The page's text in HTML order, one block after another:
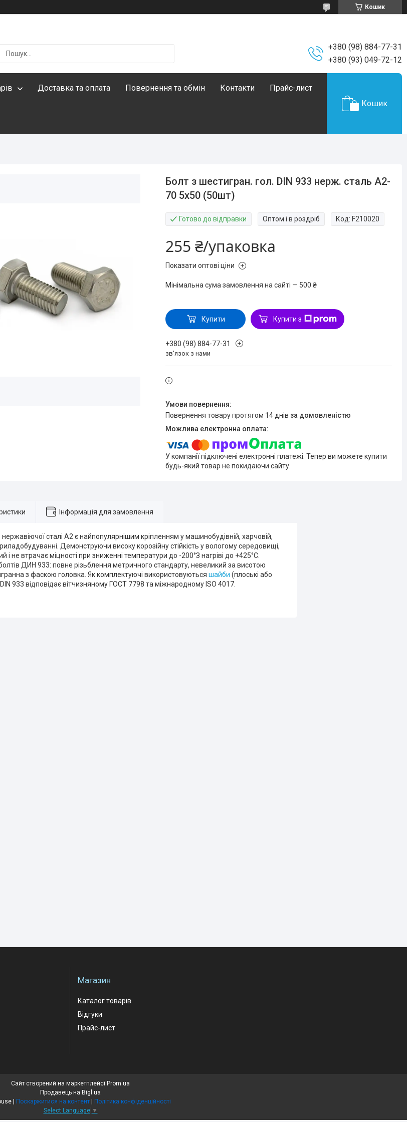
Кошик
+380 (98) 884-77-31
+380 (93) 049-72-12
Доставка та оплата Повернення та обмін Контакти Прайс-лист
Кошик
Болт з шестигран. гол. DIN 933 нерж. сталь А2-
70 5х50 (50шт)
Готово до відправки Оптом і в роздріб Код: F210020
255 ₴/упаковка
Показати оптові ціни
Мінімальна сума замовлення на сайті — 500 ₴
Купити Купити з
+380 (98) 884-77-31
зв'язок з нами
повернення товару протягом 14 днів за домовленістю
У компанії підключені електронні платежі. Тепер ви можете купити
будь-який товар не покидаючи сайту.
Інформація для замовлення
сталі А2 є найпопулярнішим кріпленням у машинобудівній, харчовій,
Демонструючи високу корозійну стійкість у вологому середовищі,
і не втрачає міцності при зниженні температури до -200°З нагріві до +425°С.
ДИН 933: повне різьблення метричного стандарту, невеликий за висотою
з фаскою головка. Як комплектуючі використовуються шайби (плоські або
933 відповідає вітчизняному ГОСТ 7798 та міжнародному ISO 4017.
Магазин
Каталог товарів
Відгуки
Прайс-лист
Сайт створений на маркетплейсі Prom.ua
Продавець на Bigl.ua
Krepezh-House | Поскаржитися на контент | Політика конфіденційності
Select Language ▼